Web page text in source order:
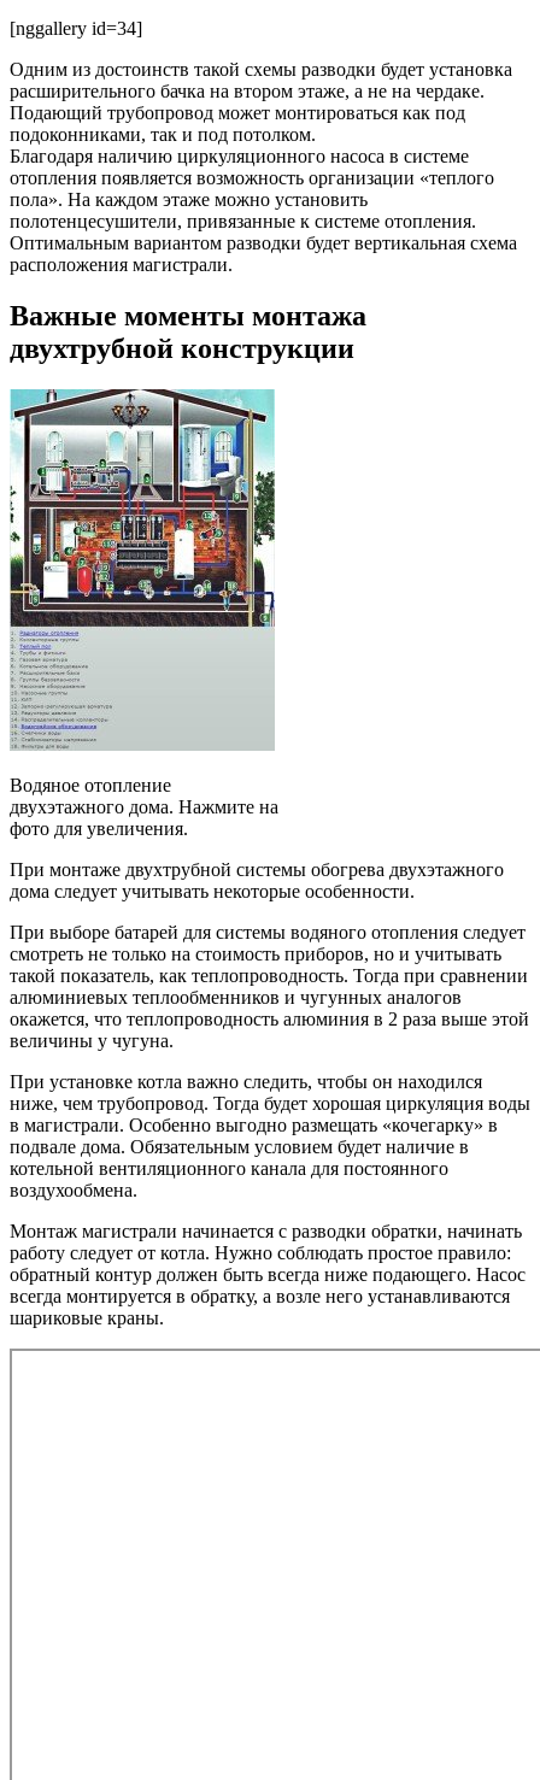
[nggallery id=34]
Одним из достоинств такой схемы разводки будет установка
расширительного бачка на втором этаже, а не на чердаке.
Подающий трубопровод может монтироваться как под
подоконниками, так и под потолком.
Благодаря наличию циркуляционного насоса в системе
отопления появляется возможность организации «теплого
пола». На каждом этаже можно установить
полотенцесушители, привязанные к системе отопления.
Оптимальным вариантом разводки будет вертикальная схема
расположения магистрали.
Важные моменты монтажа
двухтрубной конструкции
Водяное отопление
двухэтажного дома. Нажмите на
фото для увеличения.
При монтаже двухтрубной системы обогрева двухэтажного
дома следует учитывать некоторые особенности.
При выборе батарей для системы водяного отопления следует
смотреть не только на стоимость приборов, но и учитывать
такой показатель, как теплопроводность. Тогда при сравнении
алюминиевых теплообменников и чугунных аналогов
окажется, что теплопроводность алюминия в 2 раза выше этой
величины у чугуна.
При установке котла важно следить, чтобы он находился
ниже, чем трубопровод. Тогда будет хорошая циркуляция воды
в магистрали. Особенно выгодно размещать «кочегарку» в
подвале дома. Обязательным условием будет наличие в
котельной вентиляционного канала для постоянного
воздухообмена.
Монтаж магистрали начинается с разводки обратки, начинать
работу следует от котла. Нужно соблюдать простое правило:
обратный контур должен быть всегда ниже подающего. Насос
всегда монтируется в обратку, а возле него устанавливаются
шариковые краны.